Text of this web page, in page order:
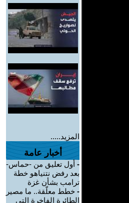
المزيد.....
أخبار عامة
- أول تعليق من -حماس-
بعد رفض نتنياهو خطة
ترامب بشأن غزة
- خطط معلّقة.. ما مصير
الطائرة الفاخرة التي